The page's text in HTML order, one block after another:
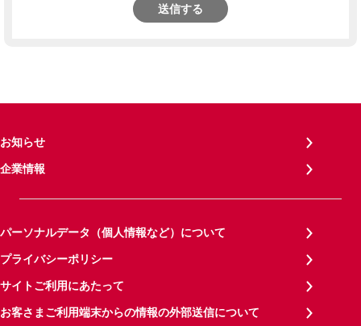
送信する
お知らせ
企業情報
パーソナルデータ（個人情報など）について
プライバシーポリシー
サイトご利用にあたって
お客さまご利用端末からの情報の外部送信について